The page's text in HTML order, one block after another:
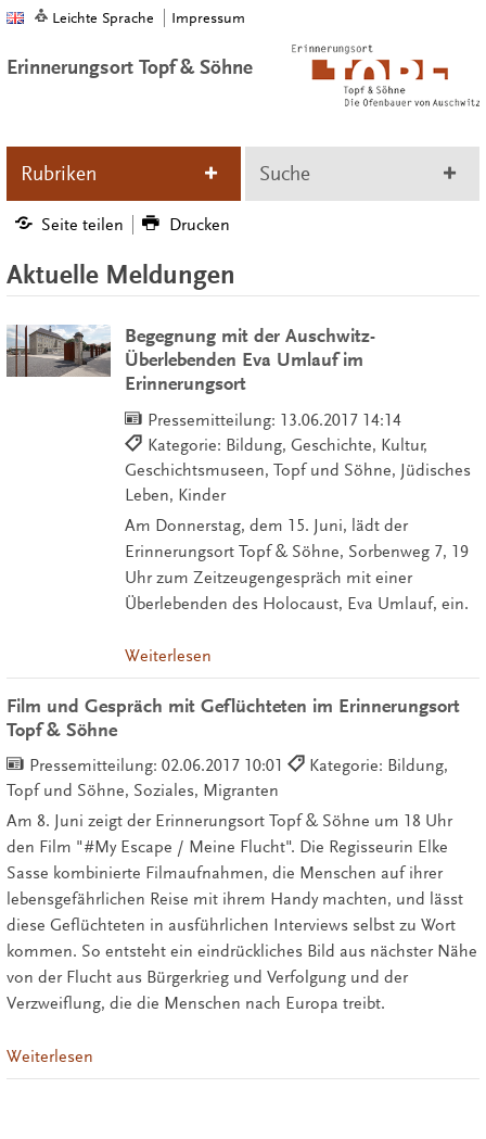
Leichte Sprache Impressum
Erinnerungsort Topf & Söhne
Rubriken Suche
Seite teilen Drucken
Aktuelle Meldungen
Begegnung mit der Auschwitz-
Überlebenden Eva Umlauf im
Erinnerungsort
Pressemitteilung: 13.06.2017 14:14
Kategorie: Bildung, Geschichte, Kultur,
Geschichtsmuseen, Topf und Söhne, Jüdisches
Leben, Kinder
Am Donnerstag, dem 15. Juni, lädt der
Erinnerungsort Topf & Söhne, Sorbenweg 7, 19
Uhr zum Zeitzeugengespräch mit einer
Überlebenden des Holocaust, Eva Umlauf, ein.
Weiterlesen
Film und Gespräch mit Geflüchteten im Erinnerungsort
Topf & Söhne
Pressemitteilung: 02.06.2017 10:01
Kategorie: Bildung,
Topf und Söhne, Soziales, Migranten
Am 8. Juni zeigt der Erinnerungsort Topf & Söhne um 18 Uhr
den Film "#My Escape / Meine Flucht". Die Regisseurin Elke
Sasse kombinierte Filmaufnahmen, die Menschen auf ihrer
lebensgefährlichen Reise mit ihrem Handy machten, und lässt
diese Geflüchteten in ausführlichen Interviews selbst zu Wort
kommen. So entsteht ein eindrückliches Bild aus nächster Nähe
von der Flucht aus Bürgerkrieg und Verfolgung und der
Verzweiflung, die die Menschen nach Europa treibt.
Weiterlesen